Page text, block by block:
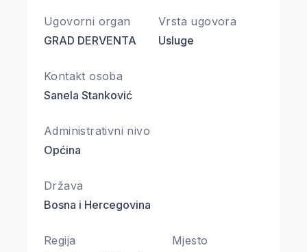
Ugovorni organ
GRAD DERVENTA
Vrsta ugovora
Usluge
Kontakt osoba
Sanela Stanković
Administrativni nivo
Općina
Država
Bosna i Hercegovina
Regija
Mjesto